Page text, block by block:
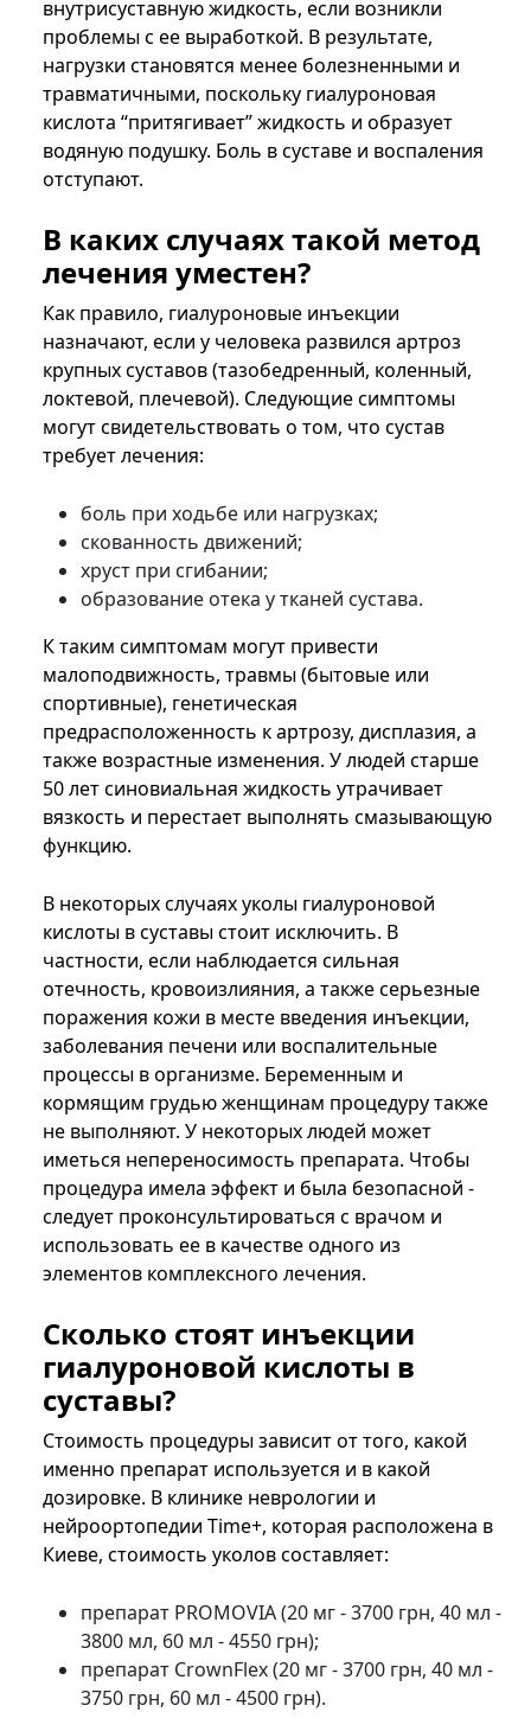
внутрисуставную жидкость, если возникли
проблемы с ее выработкой. В результате,
нагрузки становятся менее болезненными и
травматичными, поскольку гиалуроновая
кислота “притягивает” жидкость и образует
водяную подушку. Боль в суставе и воспаления
отступают.
В каких случаях такой метод
лечения уместен?
Как правило, гиалуроновые инъекции
назначают, если у человека развился артроз
крупных суставов (тазобедренный, коленный,
локтевой, плечевой). Следующие симптомы
могут свидетельствовать о том, что сустав
требует лечения:
боль при ходьбе или нагрузках;
скованность движений;
хруст при сгибании;
образование отека у тканей сустава.
К таким симптомам могут привести
малоподвижность, травмы (бытовые или
спортивные), генетическая
предрасположенность к артрозу, дисплазия, а
также возрастные изменения. У людей старше
50 лет синовиальная жидкость утрачивает
вязкость и перестает выполнять смазывающую
функцию.
В некоторых случаях уколы гиалуроновой
кислоты в суставы стоит исключить. В
частности, если наблюдается сильная
отечность, кровоизлияния, а также серьезные
поражения кожи в месте введения инъекции,
заболевания печени или воспалительные
процессы в организме. Беременным и
кормящим грудью женщинам процедуру также
не выполняют. У некоторых людей может
иметься непереносимость препарата. Чтобы
процедура имела эффект и была безопасной -
следует проконсультироваться с врачом и
использовать ее в качестве одного из
элементов комплексного лечения.
Сколько стоят инъекции
гиалуроновой кислоты в
суставы?
Стоимость процедуры зависит от того, какой
именно препарат используется и в какой
дозировке. В клинике неврологии и
нейроортопедии Time+, которая расположена в
Киеве, стоимость уколов составляет:
препарат PROMOVIA (20 мг - 3700 грн, 40 мл -
3800 мл, 60 мл - 4550 грн);
препарат CrownFlex (20 мг - 3700 грн, 40 мл -
3750 грн, 60 мл - 4500 грн).